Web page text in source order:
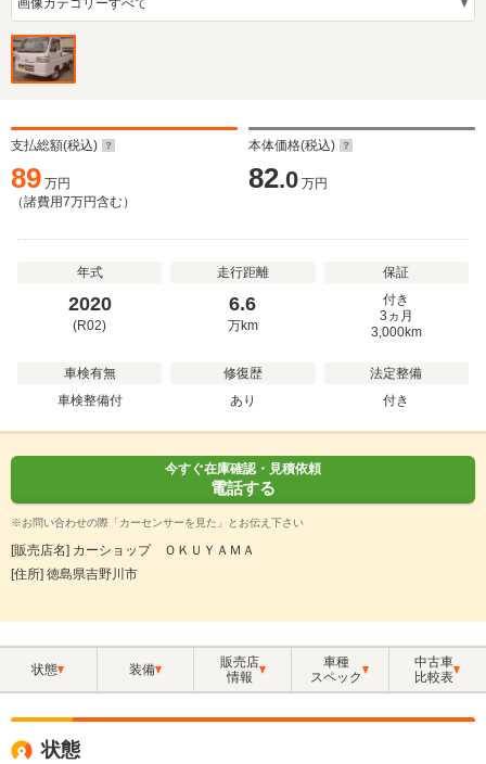
支払総額(税込)
89 万円
（諸費用7万円含む）
本体価格(税込)
82.0 万円
年式
2020
(R02)
走行距離
6.6
万km
保証
付き
3ヵ月
3,000km
車検有無
車検整備付
修復歴
あり
法定整備
付き
今すぐ在庫確認・見積依頼
電話する
※お問い合わせの際「カーセンサーを見た」とお伝え下さい
[販売店名] カーショップ ＯＫＵＹＡＭＡ
[住所] 徳島県吉野川市
状態 装備
販売店
情報
車種
スペック
中古車
比較表
状態